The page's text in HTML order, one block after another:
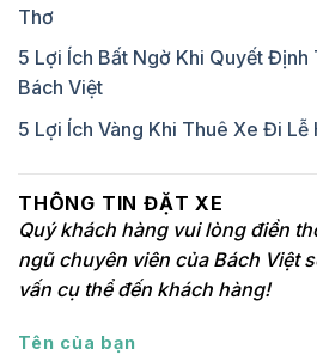
Thơ
5 Lợi Ích Bất Ngờ Khi Quyết Định
Bách Việt
5 Lợi Ích Vàng Khi Thuê Xe Đi
THÔNG TIN ĐẶT XE
Quý khách hàng vui lòng điền
ngũ chuyên viên của Bách Việt
vấn cụ thể đến khách hàng!
Tên của bạn